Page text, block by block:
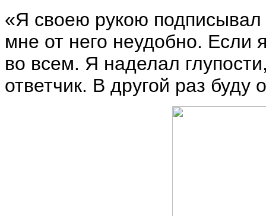
«Я своею рукою подписывал
мне от него неудобно. Если
во всем. Я наделал
ответчик. В другой раз буду